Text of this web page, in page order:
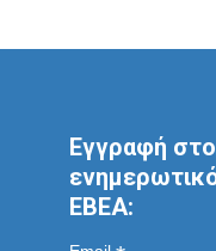
Εγγραφή
ΕΒΕΑ: